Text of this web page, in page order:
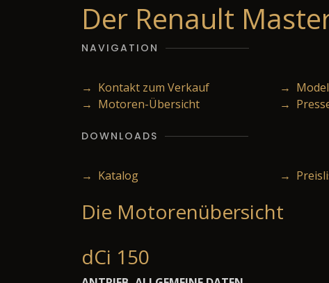
Der Renault
NAVIGATION
→ Kontakt zum Verkauf →
→ Motoren-Übersicht
→
DOWNLOADS
→ Katalog →
Die Motorenübersicht
dCi 150